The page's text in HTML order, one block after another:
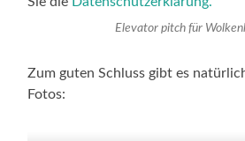
Elevator pitch für
Zum guten Schluss gibt es
Fotos: